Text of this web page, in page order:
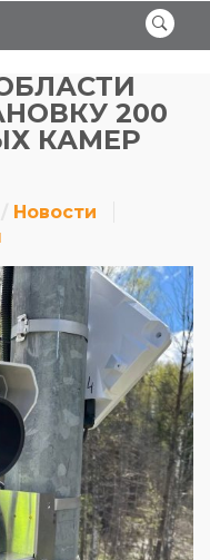
200
КАМЕР
Новости